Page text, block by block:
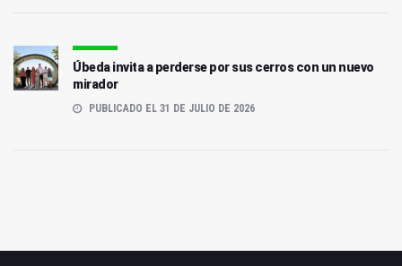
Úbeda invita a perderse por sus cerros con un nuevo
mirador
PUBLICADO EL 31 DE JULIO DE 2026